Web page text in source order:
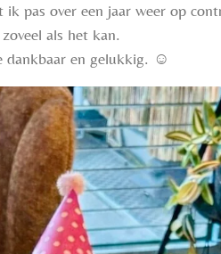
pas over een jaar weer op
als het kan.
dankbaar en gelukkig. ☺️